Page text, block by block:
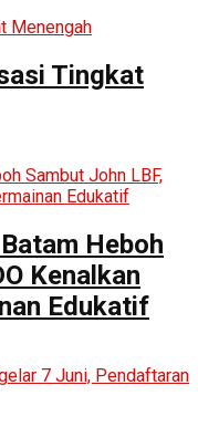
Tingkat
Heboh
Kenalkan
Edukatif